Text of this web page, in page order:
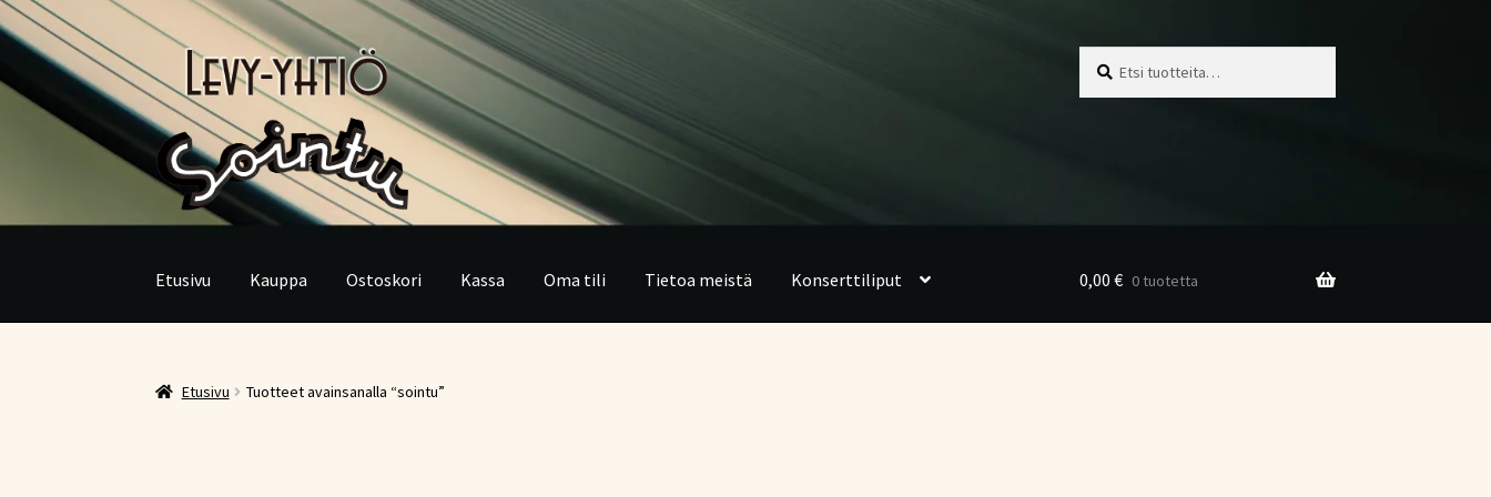
Siirry
navigointiin
Siirry
sisältöön
Etusivu Kauppa Ostoskori Kassa Oma tili Tietoa meistä Konserttiliput 0,00 € 0 tuotetta
Etusivu Tuotteet avainsanalla “sointu”